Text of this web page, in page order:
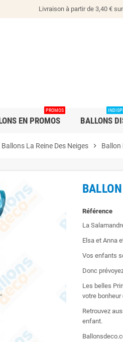
Livraison à partir de 3,40 €
EN PROMOS
PROMOS
BALLONS
Ballons La Reine Des Neiges chevron_right Ballon
Référence
La
Elsa et Anna
Vos enfants
Donc
Les belles
votre
Retrouvez
enfant.